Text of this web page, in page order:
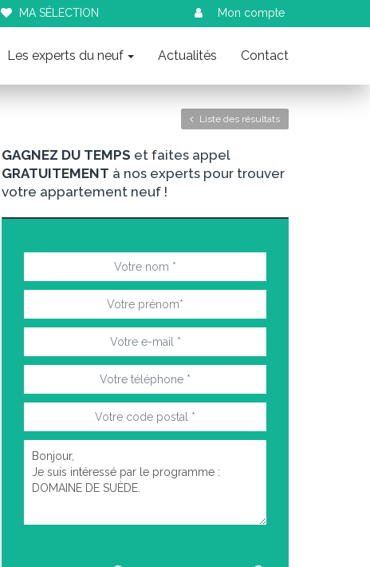
Mon compte
MA SÉLECTION
Les experts du neuf Actualités Contact
Liste des résultats
GAGNEZ DU TEMPS et faites appel
GRATUITEMENT à nos experts pour trouver
votre appartement neuf !